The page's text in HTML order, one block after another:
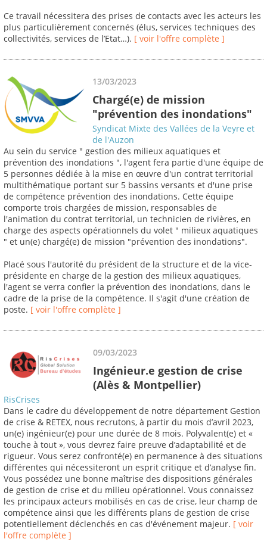
Ce travail nécessitera des prises de contacts avec les acteurs les
plus particulièrement concernés (élus, services techniques des
collectivités, services de l’Etat…). [ voir l'offre complète ]
13/03/2023
Chargé(e) de mission
"prévention des inondations"
Syndicat Mixte des Vallées de la Veyre et
de l'Auzon
Au sein du service " gestion des milieux aquatiques et
prévention des inondations ", l'agent fera partie d'une équipe de
5 personnes dédiée à la mise en œuvre d'un contrat territorial
multithématique portant sur 5 bassins versants et d'une prise
de compétence prévention des inondations. Cette équipe
comporte trois chargées de mission, responsables de
l'animation du contrat territorial, un technicien de rivières, en
charge des aspects opérationnels du volet " milieux aquatiques
" et un(e) chargé(e) de mission "prévention des inondations".
Placé sous l'autorité du président de la structure et de la vice-
présidente en charge de la gestion des milieux aquatiques,
l'agent se verra confier la prévention des inondations, dans le
cadre de la prise de la compétence. Il s'agit d'une création de
poste. [ voir l'offre complète ]
09/03/2023
Ingénieur.e gestion de crise
(Alès & Montpellier)
RisCrises
Dans le cadre du développement de notre département Gestion
de crise & RETEX, nous recrutons, à partir du mois d’avril 2023,
un(e) ingénieur(e) pour une durée de 8 mois. Polyvalent(e) et «
touche à tout », vous devrez faire preuve d’adaptabilité et de
rigueur. Vous serez confronté(e) en permanence à des situations
différentes qui nécessiteront un esprit critique et d’analyse fin.
Vous possédez une bonne maîtrise des dispositions générales
de gestion de crise et du milieu opérationnel. Vous connaissez
les principaux acteurs mobilisés en cas de crise, leur champ de
compétence ainsi que les différents plans de gestion de crise
potentiellement déclenchés en cas d'événement majeur. [ voir
l'offre complète ]